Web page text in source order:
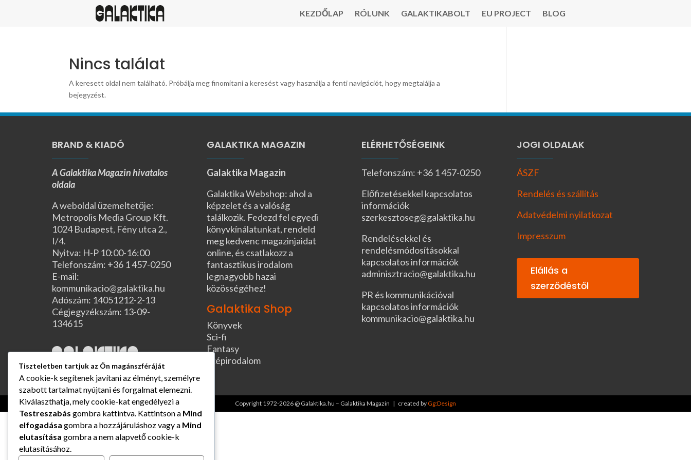
KEZDŐLAP RÓLUNK GALAKTIKABOLT EU PROJECT BLOG
Nincs találat
A keresett oldal nem található. Próbálja meg finomítani a keresést vagy használja a fenti navigációt, hogy megtalálja a
bejegyzést.
BRAND & KIADÓ
A Galaktika Magazin hivatalos
oldala
A weboldal üzemeltetője:
Metropolis Media Group Kft.
1024 Budapest, Fény utca 2.,
I/4.
Nyitva: H-P 10:00-16:00
Telefonszám: +36 1 457-0250
E-mail:
kommunikacio@galaktika.hu
Adószám: 14051212-2-13
Cégjegyzékszám: 13-09-
134615
GALAKTIKA MAGAZIN
Galaktika Magazin
Galaktika Webshop: ahol a
képzelet és a valóság
találkozik. Fedezd fel egyedi
könyvkínálatunkat, rendeld
meg kedvenc magazinjaidat
online, és csatlakozz a
fantasztikus irodalom
legnagyobb hazai
közösségéhez!
Galaktika Shop
Könyvek
Sci-fi
Fantasy
Szépirodalom
ELÉRHETŐSÉGEINK
Telefonszám: +36 1 457-0250
Előfizetésekkel kapcsolatos
információk
szerkesztoseg@galaktika.hu
Rendelésekkel és
rendelésmódosításokkal
kapcsolatos információk
adminisztracio@galaktika.hu
PR és kommunikációval
kapcsolatos információk
kommunikacio@galaktika.hu
JOGI OLDALAK
ÁSZF
Rendelés és szállítás
Adatvédelmi nyilatkozat
Impresszum
Elállás a
szerződéstől
Copyright 1972-2026 @ Galaktika.hu – Galaktika Magazin | created byGg:Design
Tiszteletben tartjuk az Ön magánszféráját
A cookie-k segítenek javítani az élményt, személyre
szabott tartalmat nyújtani és forgalmat elemezni.
Kiválaszthatja, mely cookie-kat engedélyezi a
Testreszabás gombra kattintva. Kattintson a Mind
elfogadása gombra a hozzájáruláshoz vagy a Mind
elutasítása gombra a nem alapvető cookie-k
elutasításához.